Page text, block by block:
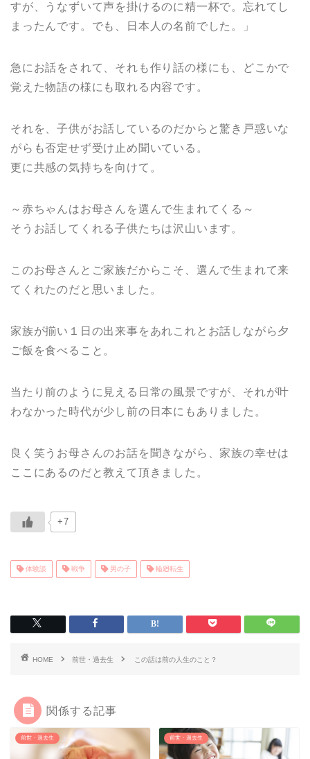
すが、うなずいて声を掛けるのに精一杯で。忘れてし
まったんです。でも、日本人の名前でした。」
急にお話をされて、それも作り話の様にも、どこかで
覚えた物語の様にも取れる内容です。
それを、子供がお話しているのだからと驚き戸惑いな
がらも否定せず受け止め聞いている。
更に共感の気持ちを向けて。
～赤ちゃんはお母さんを選んで生まれてくる～
そうお話してくれる子供たちは沢山います。
このお母さんとご家族だからこそ、選んで生まれて来
てくれたのだと思いました。
家族が揃い１日の出来事をあれこれとお話しながら夕
ご飯を食べること。
当たり前のように見える日常の風景ですが、それが叶
わなかった時代が少し前の日本にもありました。
良く笑うお母さんのお話を聞きながら、家族の幸せは
ここにあるのだと教えて頂きました。
+7
体験談 戦争 男の子 輪廻転生
HOME 前世・過去生 この話は前の人生のこと？
関係する記事
前世・過去生 前世・過去生